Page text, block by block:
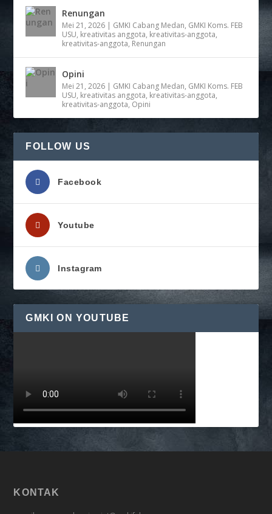
Renungan
Mei 21, 2026 | GMKI Cabang Medan, GMKI Koms. FEB
USU, kreativitas anggota, kreativitas-anggota,
kreativitas-anggota, Renungan
Opini
Mei 21, 2026 | GMKI Cabang Medan, GMKI Koms. FEB
USU, kreativitas anggota, kreativitas-anggota,
kreativitas-anggota, Opini
FOLLOW US
Facebook
Youtube
Instagram
GMKI ON YOUTUBE
KONTAK